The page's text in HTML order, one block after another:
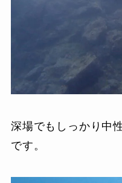
深場でもしっかり中
です。